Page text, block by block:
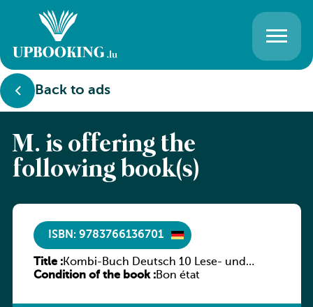
Back to ads
M. is offering the
following book(s)
ISBN: 9783766136701
Title :Kombi-Buch Deutsch 10 Lese- und
Sprachbuch
Condition of the book :Bon état